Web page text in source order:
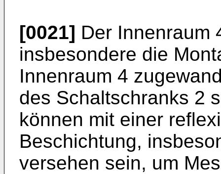
[0021] Der Innenraum
insbesondere die
Innenraum 4
des Schaltschranks 2
können mit einer
Beschichtung,
versehen sein, um